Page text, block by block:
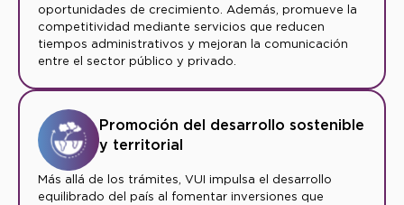
oportunidades de crecimiento. Además, promueve la
competitividad mediante servicios que reducen
tiempos administrativos y mejoran la comunicación
entre el sector público y privado.
Promoción del desarrollo sostenible
y territorial
Más allá de los trámites, VUI impulsa el desarrollo
equilibrado del país al fomentar inversiones que